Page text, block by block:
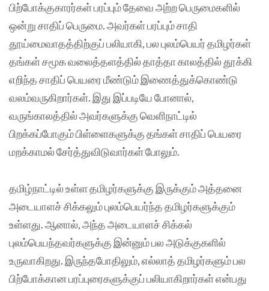
பிற்போக்குகாரர்கள் பரப்பும் தேவை அற்ற பெருமைகளில்
ஒன்று சாதிப் பெருமை. அவர்கள் பரப்பும் சாதி
தூய்மைவாதத்திற்குப் பலியாகி, பல புலம்பெயர் தமிழர்கள்
தங்கள் சமூக வலைத்தளத்தில் தாத்தா காலத்தில் தூக்கி
எறிந்த சாதிப் பெயரை மீண்டும் இணைத்துக்கொண்டு
வலம்வருகிறார்கள். இது இப்படியே போனால்,
வருங்காலத்தில் அவர்களுக்கு வெளிநாட்டில்
பிறக்கப்போகும் பிள்ளைகளுக்கு தங்கள் சாதிப் பெயரை
மறக்காமல் சேர்த்துவிடுவார்கள் போலும்.
தமிழ்நாட்டில் உள்ள தமிழர்களுக்கு இருக்கும் அத்தனை
அடையாளச் சிக்கலும் புலம்பெயர்ந்த தமிழர்களுக்கும்
உள்ளது. ஆனால், அந்த அடையாளச் சிக்கல்
புலம்பெயந்தவர்களுக்கு இன்னும் பல அடுக்குகளில்
உருவாகிறது. இருந்தபோதிலும், எல்லாத் தமிழர்களும் பல
பிற்போக்கான பரப்புரைகளுக்குப் பலியாகிறார்கள் என்பது